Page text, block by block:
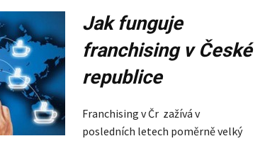
Jak funguje
franchising v České
republice
Franchising v Čr zažívá v
posledních letech poměrně velký